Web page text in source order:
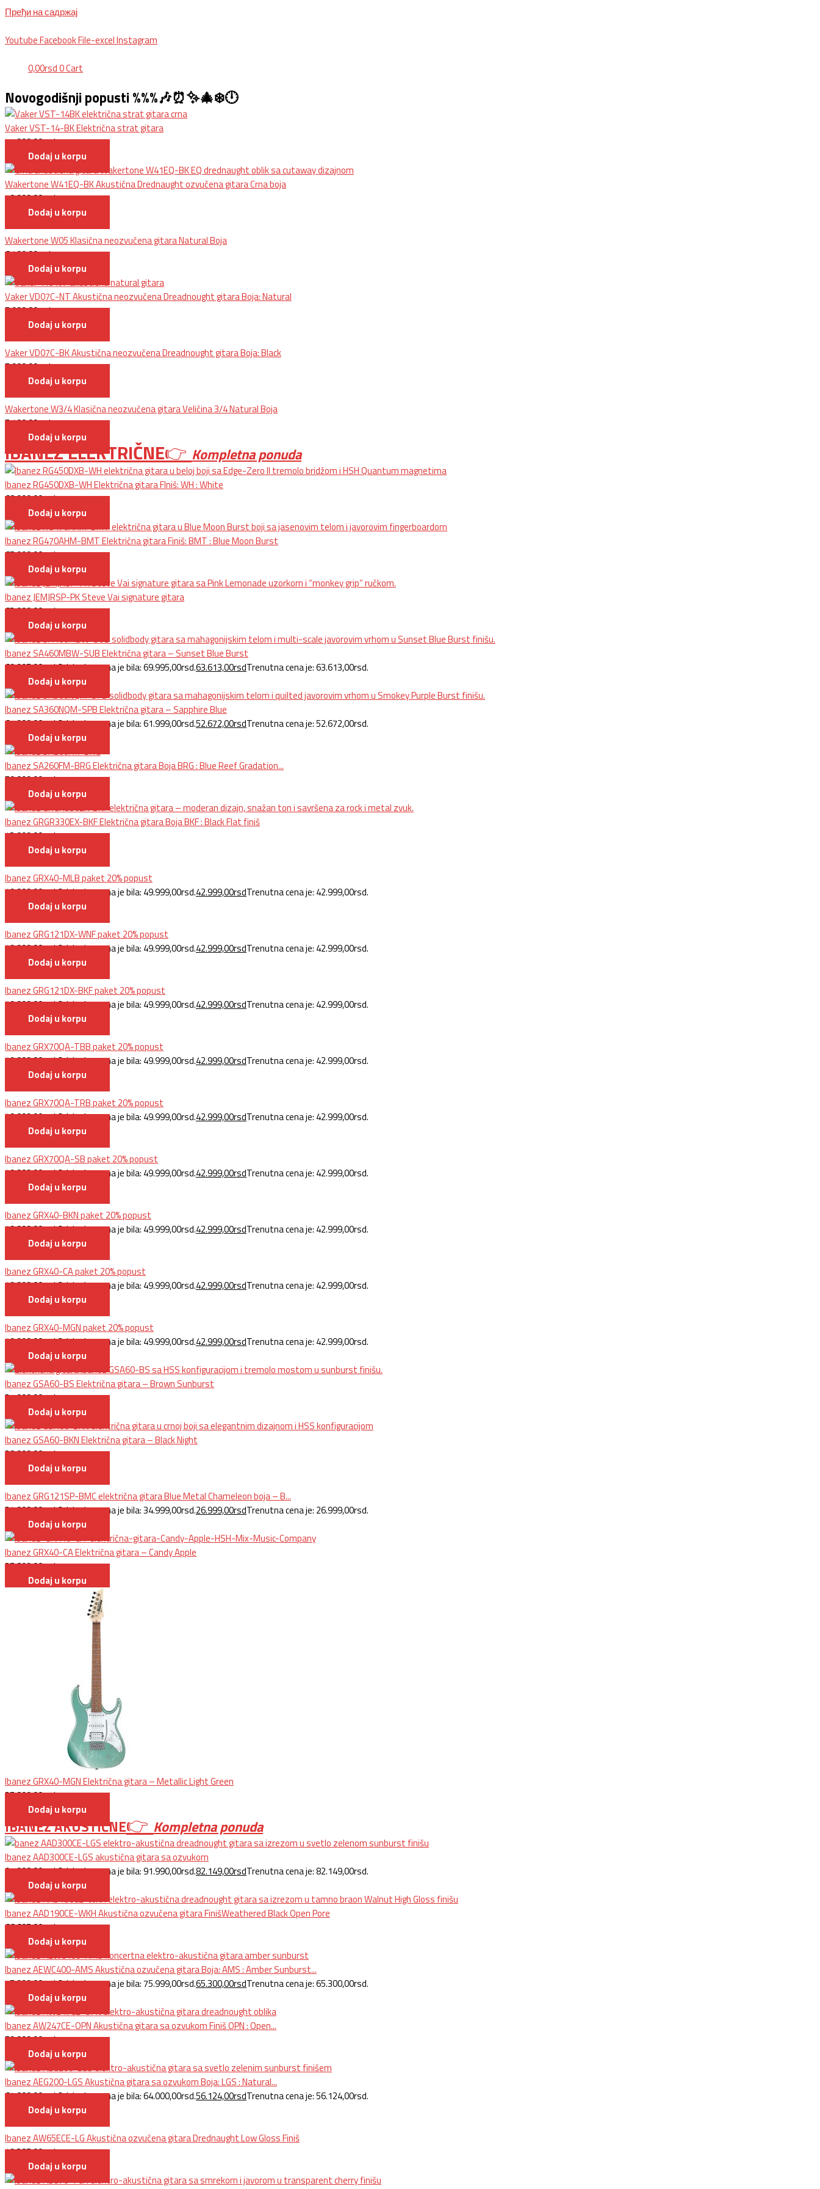
Пређи на садржај
YoutubeFacebookFile-excelInstagram
0,00rsd0Cart
Novogodišnji popusti %%%🎶⏰✨🎄❄️🕛
Vaker VST-14-BK Električna strat gitara
11.999,00rsd
Dodaj u korpu
Wakertone W41EQ-BK Akustična Drednaught ozvučena gitara Crna boja
10.999,00rsd
Dodaj u korpu
Wakertone W05 Klasična neozvučena gitara Natural Boja
6.499,00rsd
Dodaj u korpu
Vaker VD07C-NT Akustična neozvučena Dreadnought gitara Boja: Natural
5.999,00rsd
Dodaj u korpu
Vaker VD07C-BK Akustična neozvučena Dreadnought gitara Boja: Black
5.999,00rsd
Dodaj u korpu
Wakertone W3/4 Klasična neozvučena gitara Veličina 3/4 Natural Boja
5.499,00rsd
Dodaj u korpu
IBANEZ ELEKTRIČNE👉 Kompletna ponuda
Ibanez RG450DXB-WH Električna gitara FIniš: WH : White
68.999,00rsd
Dodaj u korpu
Ibanez RG470AHM-BMT Električna gitara Finiš: BMT : Blue Moon Burst
65.999,00rsd
Dodaj u korpu
Ibanez JEMJRSP-PK Steve Vai signature gitara
63.999,00rsd
Dodaj u korpu
Ibanez SA460MBW-SUB Električna gitara – Sunset Blue Burst
69.995,00rsdOriginalna cena je bila: 69.995,00rsd.63.613,00rsdTrenutna cena je: 63.613,00rsd.
Dodaj u korpu
Ibanez SA360NQM-SPB Električna gitara – Sapphire Blue
61.999,00rsdOriginalna cena je bila: 61.999,00rsd.52.672,00rsdTrenutna cena je: 52.672,00rsd.
Dodaj u korpu
Ibanez SA260FM-BRG Električna gitara Boja BRG : Blue Reef Gradation...
50.099,00rsd
Dodaj u korpu
Ibanez GRGR330EX-BKF Električna gitara Boja BKF : Black Flat finiš
43.999,00rsd
Dodaj u korpu
Ibanez GRX40-MLB paket 20% popust
49.999,00rsdOriginalna cena je bila: 49.999,00rsd.42.999,00rsdTrenutna cena je: 42.999,00rsd.
Dodaj u korpu
Ibanez GRG121DX-WNF paket 20% popust
49.999,00rsdOriginalna cena je bila: 49.999,00rsd.42.999,00rsdTrenutna cena je: 42.999,00rsd.
Dodaj u korpu
Ibanez GRG121DX-BKF paket 20% popust
49.999,00rsdOriginalna cena je bila: 49.999,00rsd.42.999,00rsdTrenutna cena je: 42.999,00rsd.
Dodaj u korpu
Ibanez GRX70QA-TBB paket 20% popust
49.999,00rsdOriginalna cena je bila: 49.999,00rsd.42.999,00rsdTrenutna cena je: 42.999,00rsd.
Dodaj u korpu
Ibanez GRX70QA-TRB paket 20% popust
49.999,00rsdOriginalna cena je bila: 49.999,00rsd.42.999,00rsdTrenutna cena je: 42.999,00rsd.
Dodaj u korpu
Ibanez GRX70QA-SB paket 20% popust
49.999,00rsdOriginalna cena je bila: 49.999,00rsd.42.999,00rsdTrenutna cena je: 42.999,00rsd.
Dodaj u korpu
Ibanez GRX40-BKN paket 20% popust
49.999,00rsdOriginalna cena je bila: 49.999,00rsd.42.999,00rsdTrenutna cena je: 42.999,00rsd.
Dodaj u korpu
Ibanez GRX40-CA paket 20% popust
49.999,00rsdOriginalna cena je bila: 49.999,00rsd.42.999,00rsdTrenutna cena je: 42.999,00rsd.
Dodaj u korpu
Ibanez GRX40-MGN paket 20% popust
49.999,00rsdOriginalna cena je bila: 49.999,00rsd.42.999,00rsdTrenutna cena je: 42.999,00rsd.
Dodaj u korpu
Ibanez GSA60-BS Električna gitara – Brown Sunburst
31.999,00rsd
Dodaj u korpu
Ibanez GSA60-BKN Električna gitara – Black Night
28.999,00rsd
Dodaj u korpu
Ibanez GRG121SP-BMC električna gitara Blue Metal Chameleon boja – B...
34.999,00rsdOriginalna cena je bila: 34.999,00rsd.26.999,00rsdTrenutna cena je: 26.999,00rsd.
Dodaj u korpu
Ibanez GRX40-CA Električna gitara – Candy Apple
25.899,00rsd
Dodaj u korpu
Ibanez GRX40-MGN Električna gitara – Metallic Light Green
25.899,00rsd
Dodaj u korpu
IBANEZ AKUSTIČNE👉 Kompletna ponuda
Ibanez AAD300CE-LGS akustična gitara sa ozvukom
91.990,00rsdOriginalna cena je bila: 91.990,00rsd.82.149,00rsdTrenutna cena je: 82.149,00rsd.
Dodaj u korpu
Ibanez AAD190CE-WKH Akustična ozvučena gitara FinišWeathered Black Open Pore
66.685,00rsd
Dodaj u korpu
Ibanez AEWC400-AMS Akustična ozvučena gitara Boja: AMS : Amber Sunburst...
75.999,00rsdOriginalna cena je bila: 75.999,00rsd.65.300,00rsdTrenutna cena je: 65.300,00rsd.
Dodaj u korpu
Ibanez AW247CE-OPN Akustična gitara sa ozvukom Finiš OPN : Open...
59.999,00rsd
Dodaj u korpu
Ibanez AEG200-LGS Akustična gitara sa ozvukom Boja: LGS : Natural...
64.000,00rsdOriginalna cena je bila: 64.000,00rsd.56.124,00rsdTrenutna cena je: 56.124,00rsd.
Dodaj u korpu
Ibanez AW65ECE-LG Akustična ozvučena gitara Drednaught Low Gloss Finiš
49.385,00rsd
Dodaj u korpu